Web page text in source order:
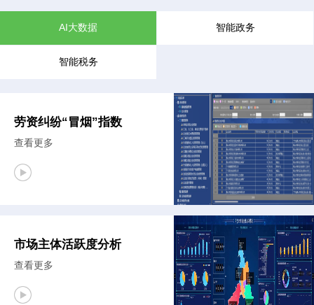
AI大数据 智能政务
智能税务
劳资纠纷“冒烟”指数
查看更多
市场主体活跃度分析
查看更多